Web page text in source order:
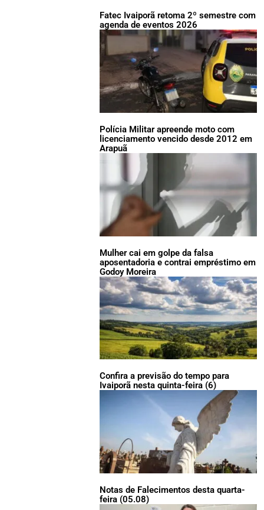
Fatec Ivaiporã retoma 2º semestre com
agenda de eventos 2026
Polícia Militar apreende moto com
licenciamento vencido desde 2012 em
Arapuã
Mulher cai em golpe da falsa
aposentadoria e contrai empréstimo em
Godoy Moreira
Confira a previsão do tempo para
Ivaiporã nesta quinta-feira (6)
Notas de Falecimentos desta quarta-
feira (05.08)